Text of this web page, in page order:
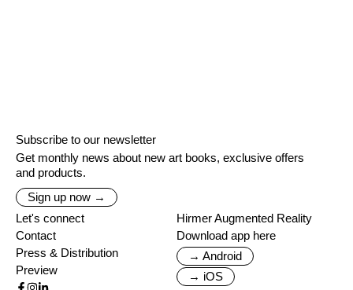
Subscribe to our newsletter
Get monthly news about new art books, exclusive offers
and products.
Sign up now →
Let's connect
Contact
Press & Distribution
Preview
Hirmer Augmented Reality
Download app here
→ Android
→ iOS